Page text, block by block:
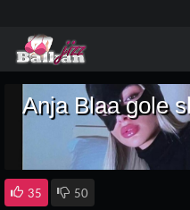
Anja Blaa gole
35 50